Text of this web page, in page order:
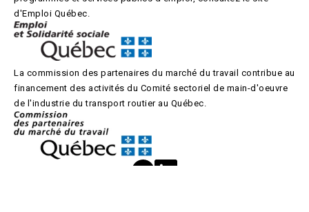
d'Emploi Québec.
La commission des partenaires du marché du travail contribue au
financement des activités du Comité sectoriel de main-d'oeuvre
de l'industrie du transport routier au Québec.